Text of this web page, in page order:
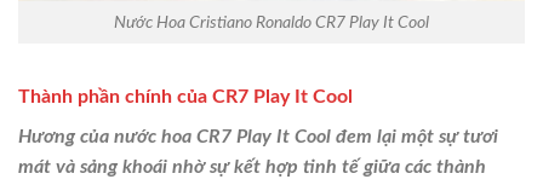
Nước Hoa Cristiano Ronaldo CR7 Play It Cool
Thành phần chính của CR7 Play It Cool
Hương của nước hoa CR7 Play It Cool đem lại một sự tươi
mát và sảng khoái nhờ sự kết hợp tinh tế giữa các thành